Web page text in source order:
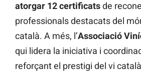
atorgar 12 certificatsde
professionals destacats del
català. A més, l’Associació
qui lidera la iniciativa i
reforçant el prestigi del vi